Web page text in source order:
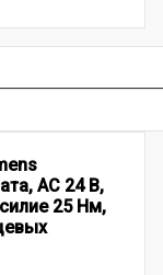
AC 24 В,
25 Нм,